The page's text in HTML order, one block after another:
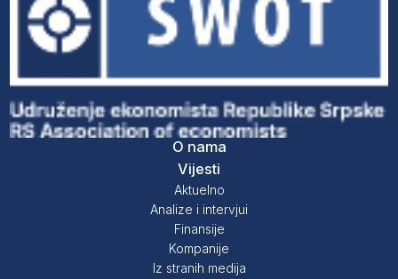
O nama
Vijesti
Aktuelno
Analize i intervjui
Finansije
Kompanije
Iz stranih medija